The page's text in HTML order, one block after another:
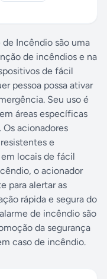
Incêndio são uma
de incêndios e na
de fácil
pessoa possa ativar
Seu uso é
áreas específicas
acionadores
e
locais de fácil
o acionador
para alertar as
rápida e segura do
de incêndio são
da segurança
caso de incêndio.